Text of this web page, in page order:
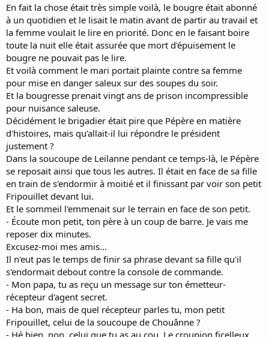
En fait la chose était très simple voilà, le bougre était abonné
à un quotidien et le lisait le matin avant de partir au travail et
la femme voulait le lire en priorité. Donc en le faisant boire
toute la nuit elle était assurée que mort d'épuisement le
bougre ne pouvait pas le lire.
Et voilà comment le mari portait plainte contre sa femme
pour mise en danger saleux sur des soupes du soir.
Et la bougresse prenait vingt ans de prison incompressible
pour nuisance saleuse.
Décidément le brigadier était pire que Pépère en matière
d'histoires, mais qu'allait-il lui répondre le président
justement ?
Dans la soucoupe de Leïlanne pendant ce temps-là, le Pépère
se reposait ainsi que tous les autres. Il était en face de sa fille
en train de s'endormir à moitié et il finissant par voir son petit
Fripouillet devant lui.
Et le sommeil l'emmenait sur le terrain en face de son petit.
- Écoute mon petit, ton père à un coup de barre. Je vais me
reposer dix minutes.
Excusez-moi mes amis...
Il n'eut pas le temps de finir sa phrase devant sa fille qu'il
s'endormait debout contre la console de commande.
- Mon papa, tu as reçu un message sur ton émetteur-
récepteur d'agent secret.
- Ha bon, mais de quel récepteur parles tu, mon petit
Fripouillet, celui de la soucoupe de Chouânne ?
- Hé bien, non, celui que tu as au cou. Le croupion ficelleux